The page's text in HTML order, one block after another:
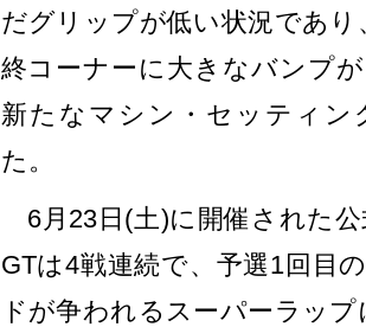
だグリップが低い状況であ
終コーナーに大きなバンプ
新たなマシン・セッティン
た。
6月23日(土)に開催された
GTは4戦連続で、予選1回目
ドが争われるスーパーラッ